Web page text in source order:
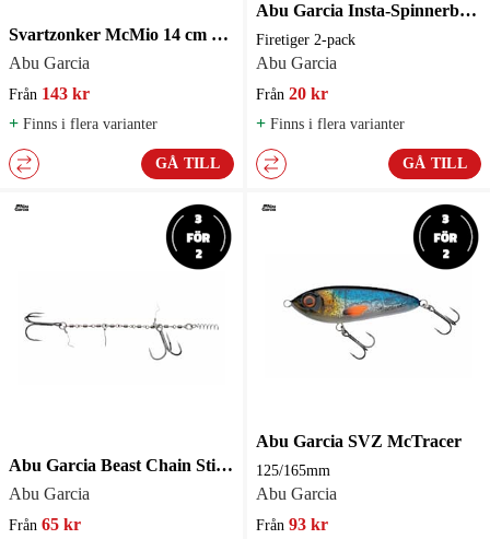
Svartzonker McMio 14 cm Blue Sunrise
Abu Garcia
Från 143 kr
+ Finns i flera varianter
GÅ TILL
Abu Garcia Insta-Spinnerbait Garcia Beast Silver 2-pack
Firetiger 2-pack
Abu Garcia
Från 20 kr
+ Finns i flera varianter
GÅ TILL
Abu Garcia Beast Chain Stinger
Abu Garcia
Från 65 kr
Abu Garcia SVZ McTracer
125/165mm
Abu Garcia
Från 93 kr